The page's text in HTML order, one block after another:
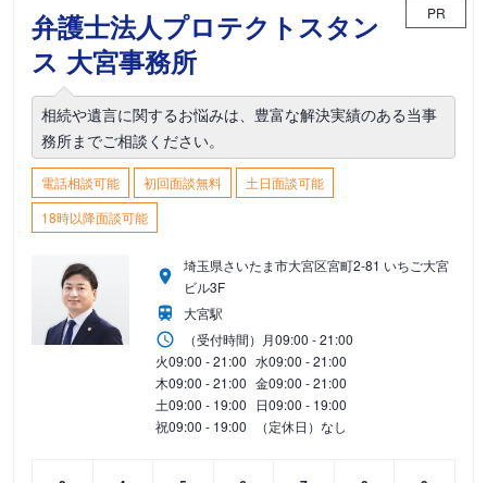
弁護士法人プロテクトスタン
ス 大宮事務所
PR
相続や遺言に関するお悩みは、豊富な解決実績のある当事
務所までご相談ください。
電話相談可能 初回面談無料
土日面談可能
18時以降面談可能
埼玉県さいたま市大宮区宮町2-81 いちご大宮
ビル3F
大宮駅
（受付時間） 月09:00 - 21:00
火09:00 - 21:00 水09:00 - 21:00
木09:00 - 21:00 金09:00 - 21:00
土09:00 - 19:00 日09:00 - 19:00
祝09:00 - 19:00 （定休日）なし